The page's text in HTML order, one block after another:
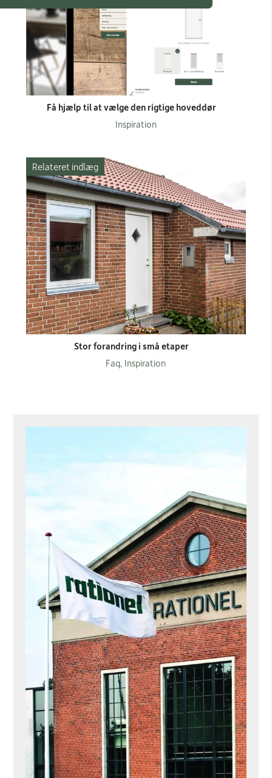
Få hjælp til at vælge den rigtige hoveddør
Inspiration
Relateret indlæg
Stor forandring i små etaper
Faq, Inspiration